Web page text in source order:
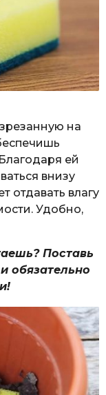
на
ей
внизу
отдавать влагу
Удобно,
Поставь
обязательно